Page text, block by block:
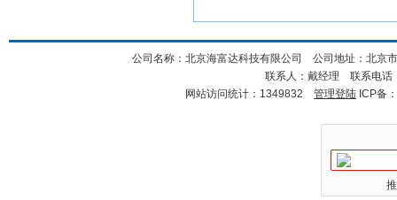
公司名称：北京海富达科技有限公司 公司地址：北京
联系人：戴经理 联系电
网站访问统计：1349832 管理登陆 ICP备：